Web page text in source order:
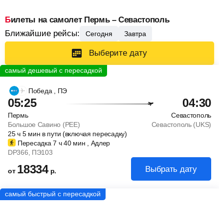
Билеты на самолет Пермь – Севастополь
Ближайшие рейсы:
Сегодня Завтра
Выберите дату
Победа , ПЭ
05:25 04:30
Пермь
Севастополь
Большое Савино (PEE)
Севастополь (UKS)
25ч5 мин в пути (включая пересадку)
Пересадка 7 ч40 мин , Адлер
DP366 , ПЭ103
от 18334 р. Выбрать дату